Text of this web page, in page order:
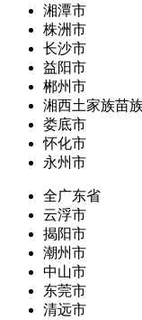
湘潭市
株洲市
长沙市
益阳市
郴州市
湘西土家族苗
娄底市
怀化市
永州市
全广东省
云浮市
揭阳市
潮州市
中山市
东莞市
清远市